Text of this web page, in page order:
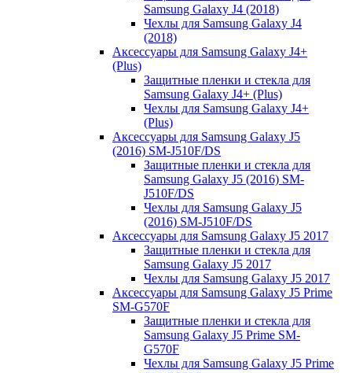
Samsung Galaxy J4 (2018)
Чехлы для Samsung Galaxy J4
(2018)
Аксессуары для Samsung Galaxy J4+
(Plus)
Защитные пленки и стекла для
Samsung Galaxy J4+ (Plus)
Чехлы для Samsung Galaxy J4+
(Plus)
Аксессуары для Samsung Galaxy J5
(2016) SM-J510F/DS
Защитные пленки и стекла для
Samsung Galaxy J5 (2016) SM-
J510F/DS
Чехлы для Samsung Galaxy J5
(2016) SM-J510F/DS
Аксессуары для Samsung Galaxy J5 2017
Защитные пленки и стекла для
Samsung Galaxy J5 2017
Чехлы для Samsung Galaxy J5 2017
Аксессуары для Samsung Galaxy J5 Prime
SM-G570F
Защитные пленки и стекла для
Samsung Galaxy J5 Prime SM-
G570F
Чехлы для Samsung Galaxy J5 Prime